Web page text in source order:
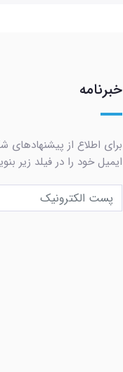
خبرنامه
برای اطلاع از
ایمیل خود را در فیلد زیر